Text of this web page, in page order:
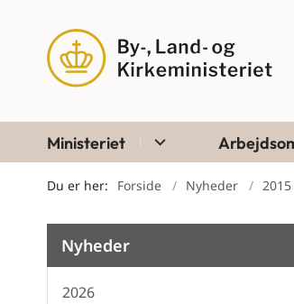
Ministeriet
Du er her: Forside Nyheder 2015
Nyheder
2026